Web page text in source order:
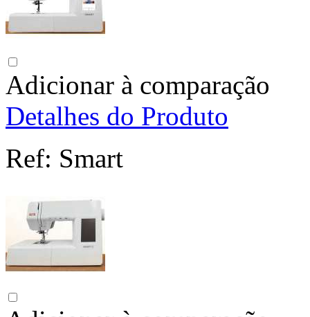
Adicionar à comparação
Detalhes do Produto
Ref: Smart